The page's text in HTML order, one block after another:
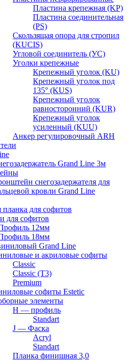
Пластина крепежная (KP)
Пластина соединительная
(PS)
Скользящая опора для стропил
(KUCIS)
Угловой соединитель (УС)
Уголки крепежныe
Крепежный уголок (KU)
Крепежный уголок под
135° (KUS)
Крепежный уголок
равносторонний (KUR)
Крепежный уголок
усиленный (KUU)
Анкер регулировочный ARH
Grand Line 3м
снегозадержателя для
кровли Grand Line
планка для софитов
для софитов
12мм
18мм
Grand Line
и акриловые софиты
Classic
Classic (T3)
Premium
софиты Estetic
элементы
H — профиль
Standart
J — Фаска
Acryl
Standart
Планка финишная 3,0